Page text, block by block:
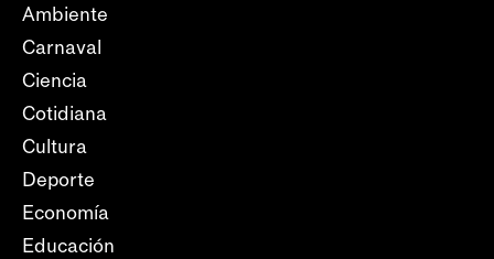
Ambiente
Carnaval
Ciencia
Cotidiana
Cultura
Deporte
Economía
Educación